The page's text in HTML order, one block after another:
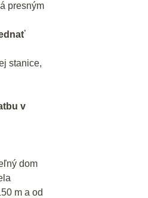
presným
stanice,
v
dom
m a od